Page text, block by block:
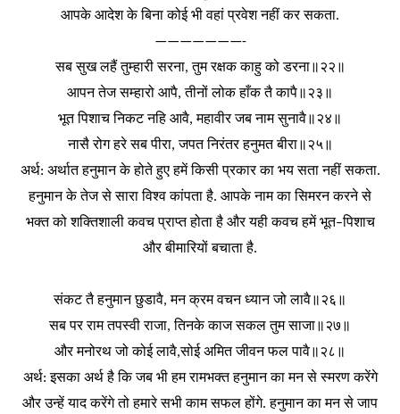
आपके आदेश के बिना कोई भी वहां प्रवेश नहीं कर सकता.
———————-
सब सुख लहैं तुम्हारी सरना,तुम रक्षक काहु को डरना॥२२॥
आपन तेज सम्हारो आपै,तीनों लोक हाँक तै कापै॥२३॥
भूत पिशाच निकट नहि आवै,महावीर जब नाम सुनावै॥२४॥
नासै रोग हरे सब पीरा,जपत निरंतर हनुमत बीरा॥२५॥
अर्थ: अर्थात हनुमान के होते हुए हमें किसी प्रकार का भय सता नहीं सकता.
हनुमान के तेज से सारा विश्व कांपता है. आपके नाम का सिमरन करने से
भक्त को शक्तिशाली कवच प्राप्त होता है और यही कवच हमें भूत–पिशाच
और बीमारियों बचाता है.
संकट तै हनुमान छुडावै,मन क्रम वचन ध्यान जो लावै॥२६॥
सब पर राम तपस्वी राजा,तिनके काज सकल तुम साजा॥२७॥
और मनोरथ जो कोई लावै,सोई अमित जीवन फल पावै॥२८॥
अर्थ:इसका अर्थ है कि जब भी हम रामभक्त हनुमान का मन से स्मरण करेंगे
और उन्हें याद करेंगे तो हमारे सभी काम सफल होंगे.हनुमान का मन से जाप